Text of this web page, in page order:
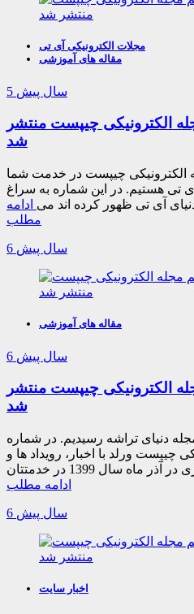
مجلات الکترونیکی آی تی
مقاله های آموزشی
5 سال پیش
الکترونیکی چیپست منتشر
شد
الکترونیکی چیپست در خدمت شما
تی هستیم. در این شماره به سراغ
آی تی ظهور کرده اند می ادامه
مطلب
6 سال پیش
مقاله های آموزشی
6 سال پیش
الکترونیکی چیپست منتشر
شد
دنیای تراشه رسیدیم. در شماره
ورلد با اخبار، رویداد ها و
سال 1399 در خدمتتان
ادامه مطلب
6 سال پیش
اخبار سایت